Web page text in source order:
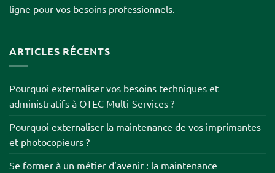
ligne pour vos besoins professionnels.
ARTICLES RÉCENTS
Pourquoi externaliser vos besoins techniques et
administratifs à OTEC Multi-Services ?
Pourquoi externaliser la maintenance de vos imprimantes
et photocopieurs ?
Se former à un métier d’avenir : la maintenance